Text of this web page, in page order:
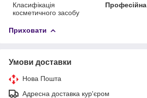
Класифікація
косметичного засобу
Професійна
Приховати
Умови доставки
Нова Пошта
Адресна доставка кур'єром